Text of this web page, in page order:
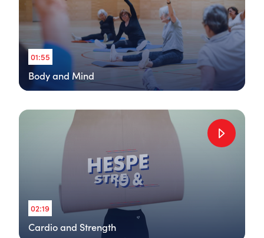
01:55
Body and Mind
02:19
Cardio and Strength